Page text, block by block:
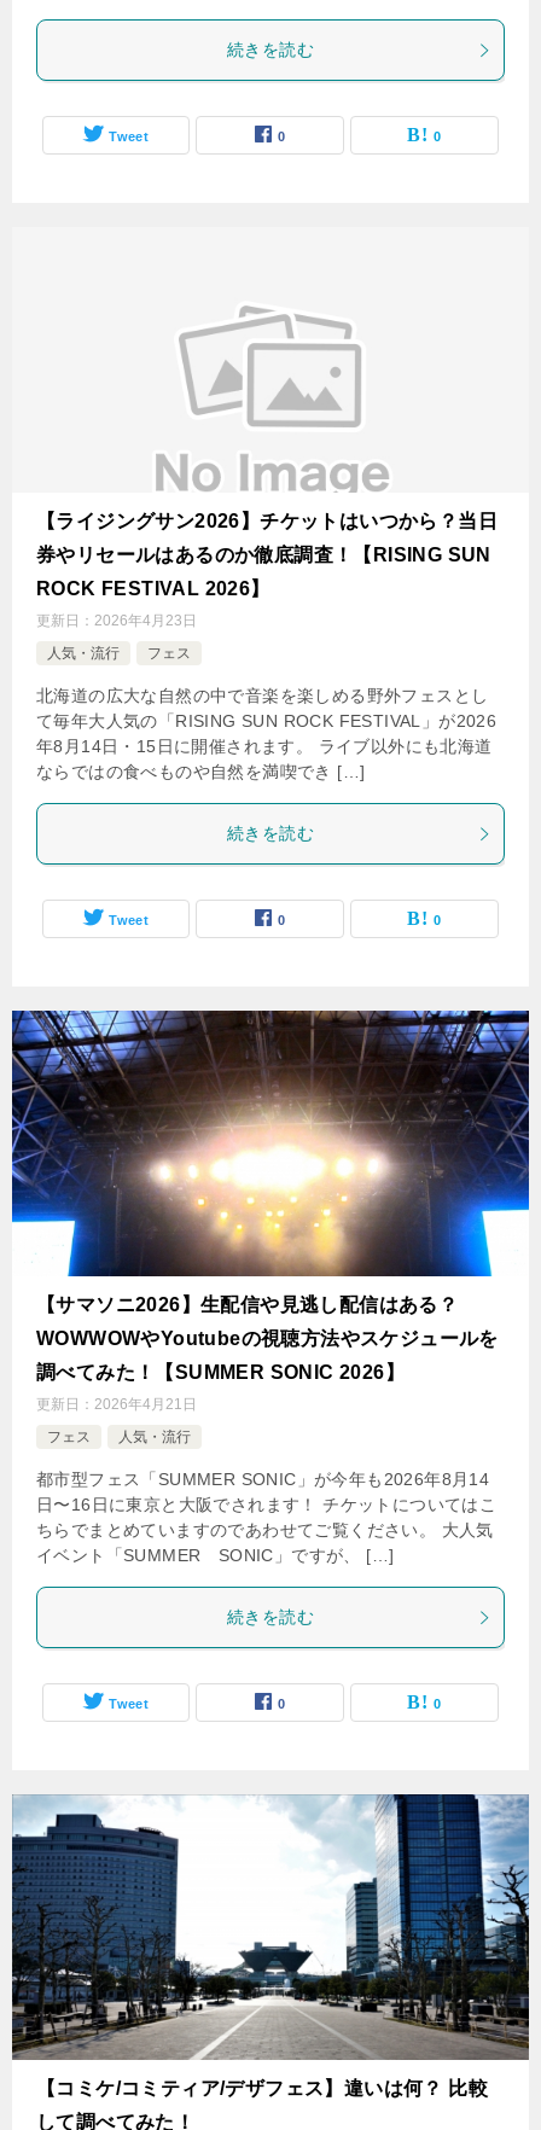
続きを読む
Tweet 0 0
【ライジングサン2026】チケットはいつから？当日
券やリセールはあるのか徹底調査！【RISING SUN
ROCK FESTIVAL 2026】
更新日： 2026年4月23日
人気・流行
フェス
北海道の広大な自然の中で音楽を楽しめる野外フェスとし
て毎年大人気の「RISING SUN ROCK FESTIVAL」が2026
年8月14日・15日に開催されます。 ライブ以外にも北海道
ならではの食べものや自然を満喫でき […]
続きを読む
Tweet 0 0
【サマソニ2026】生配信や見逃し配信はある？
WOWWOWやYoutubeの視聴方法やスケジュールを
調べてみた！【SUMMER SONIC 2026】
更新日： 2026年4月21日
フェス
人気・流行
都市型フェス「SUMMER SONIC」が今年も2026年8月14
日〜16日に東京と大阪でされます！ チケットについてはこ
ちらでまとめていますのであわせてご覧ください。 大人気
イベント「SUMMER SONIC」ですが、 […]
続きを読む
Tweet 0 0
【コミケ/コミティア/デザフェス】違いは何？ 比較
して調べてみた！